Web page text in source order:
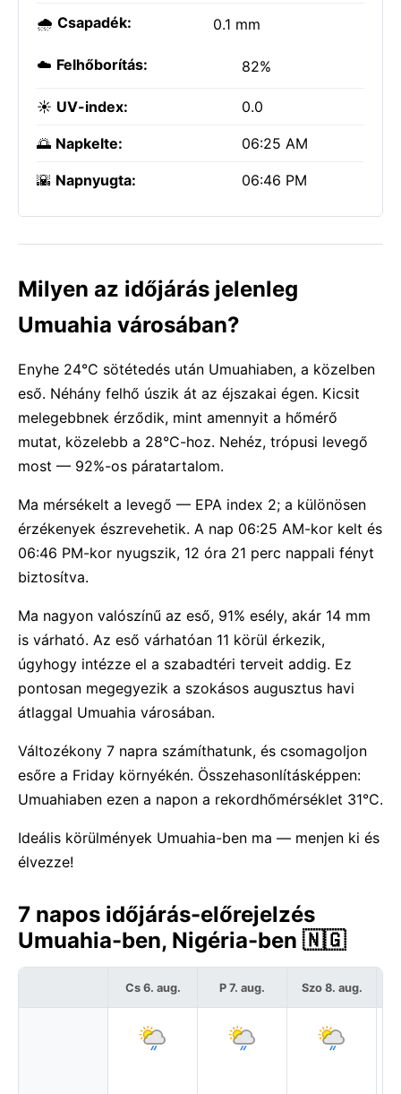
🌧️ Csapadék: 0.1 mm
☁️ Felhőborítás: 82%
☀️ UV-index: 0.0
🌅 Napkelte: 06:25 AM
🌇 Napnyugta: 06:46 PM
Milyen az időjárás jelenleg
Umuahia városában?
Enyhe 24°C sötétedés után Umuahiaben, a közelben
eső. Néhány felhő úszik át az éjszakai égen. Kicsit
melegebbnek érződik, mint amennyit a hőmérő
mutat, közelebb a 28°C-hoz. Nehéz, trópusi levegő
most — 92%-os páratartalom.
Ma mérsékelt a levegő — EPA index 2; a különösen
érzékenyek észrevehetik. A nap 06:25 AM-kor kelt és
06:46 PM-kor nyugszik, 12 óra 21 perc nappali fényt
biztosítva.
Ma nagyon valószínű az eső, 91% esély, akár 14 mm
is várható. Az eső várhatóan 11 körül érkezik,
úgyhogy intézze el a szabadtéri terveit addig. Ez
pontosan megegyezik a szokásos augusztus havi
átlaggal Umuahia városában.
Változékony 7 napra számíthatunk, és csomagoljon
esőre a Friday környékén. Összehasonlításképpen:
Umuahiaben ezen a napon a rekordhőmérséklet 31°C.
Ideális körülmények Umuahia-ben ma — menjen ki és
élvezze!
7 napos időjárás-előrejelzés
Umuahia-ben, Nigéria-ben 🇳🇬
Cs 6. aug. P 7. aug. Szo 8. aug.